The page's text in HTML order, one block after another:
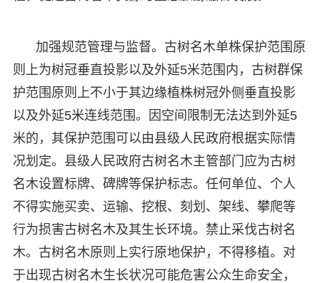
加强规范管理与监督。古树名木单株保护范围原
则上为树冠垂直投影以及外延5米范围内，古树群保
护范围原则上不小于其边缘植株树冠外侧垂直投影
以及外延5米连线范围。因空间限制无法达到外延5
米的，其保护范围可以由县级人民政府根据实际情
况划定。县级人民政府古树名木主管部门应为古树
名木设置标牌、碑牌等保护标志。任何单位、个人
不得实施买卖、运输、挖根、刻划、架线、攀爬等
行为损害古树名木及其生长环境。禁止采伐古树名
木。古树名木原则上实行原地保护，不得移植。对
于出现古树名木生长状况可能危害公众生命安全，